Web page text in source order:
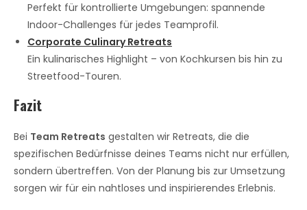
Perfekt für kontrollierte Umgebungen: spannende
Indoor-Challenges für jedes Teamprofil.
Corporate Culinary Retreats
Ein kulinarisches Highlight – von Kochkursen bis hin zu
Streetfood-Touren.
Fazit
Bei Team Retreats gestalten wir Retreats, die die
spezifischen Bedürfnisse deines Teams nicht nur erfüllen,
sondern übertreffen. Von der Planung bis zur Umsetzung
sorgen wir für ein nahtloses und inspirierendes Erlebnis.